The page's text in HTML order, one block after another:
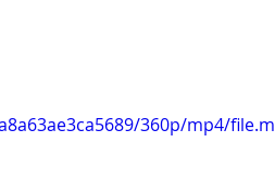
360p/mp4/file.m